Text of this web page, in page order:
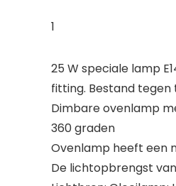
1
25 W speciale lamp
fitting. Bestand
Dimbare ovenlamp
360 graden
Ovenlamp heeft een
De lichtopbrengst